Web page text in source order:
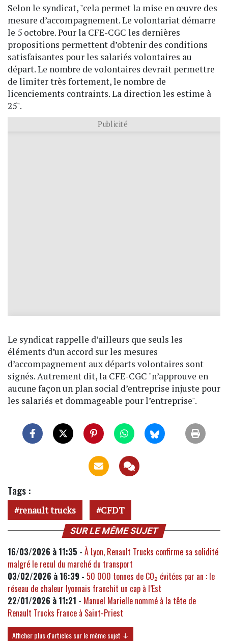
Selon le syndicat, "cela permet la mise en œuvre des
mesure d’accompagnement. Le volontariat démarre
le 5 octobre. Pour la CFE-CGC les dernières
propositions permettent d’obtenir des conditions
satisfaisantes pour les salariés volontaires au
départ. Le nombre de volontaires devrait permettre
de limiter très fortement, le nombre de
licenciements contraints. La direction les estime à
25".
Publicité
Le syndicat rappelle d’ailleurs que seuls les
éléments d’un accord sur les mesures
d’accompagnement aux départs volontaires sont
signés. Autrement dit, la CFE-CGC "n’approuve en
aucune façon un plan social d’entreprise injuste pour
les salariés et dommageable pour l’entreprise".
Tags :
renault trucks CFDT
SUR LE MÊME SUJET
16/03/2026 à 11:35 - À Lyon, Renault Trucks confirme sa solidité
malgré le recul du marché du transport
03/02/2026 à 16:39 - 50 000 tonnes de CO₂ évitées par an : le
réseau de chaleur lyonnais franchit un cap à l’Est
22/01/2026 à 11:21 - Manuel Marielle nommé à la tête de
Renault Trucks France à Saint-Priest
Afficher plus d'articles sur le même sujet ↓